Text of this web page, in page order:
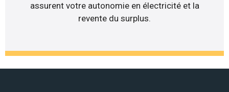
assurent votre autonomie en électricité et la
revente du surplus.